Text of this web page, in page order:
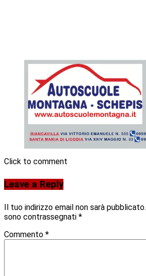
Click to comment
Leave a Reply
Il tuo indirizzo email non sarà pubblicato.
sono contrassegnati *
Commento *